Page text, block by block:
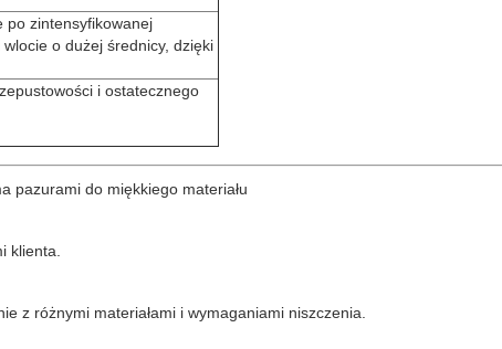
po zintensyfikowanej
o dużej średnicy, dzięki
i ostatecznego
pazurami do miękkiego materiału
klienta.
z różnymi materiałami i wymaganiami niszczenia.